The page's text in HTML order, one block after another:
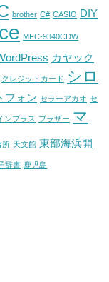
brother C# CASIO DIY
MFC-9340CDW
カヤック
クレジットカード シロ
フォン セラーアカオ セ
ンプラス ブラザー マ
所 天文館 東部海浜開
辞書 鹿児島